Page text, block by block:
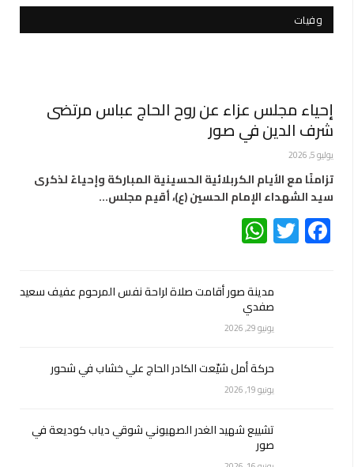
وفيات
إحياء مجلس عزاء عن روح الحاج عباس مرتضى
شرف الدين في صور
يوليو 5, 2026
تزامنًا مع الأيام الكربلائية الحسينية المباركة وإحياءً لذكرى
سيد الشهداء الإمام الحسين (ع)، أقيم مجلس…
Facebook
Twitter
مدينة صور أقامت صلاة لراحة نفس المرحوم عفيف سعيد
صفدي
يونيو 29, 2026
حركة أمل شيّعت الكادر الحاج علي خشاب في شحور
يونيو 19, 2026
تشييع شهيد الغدر الصهيوني شوقي دياب كوديعة في
صور